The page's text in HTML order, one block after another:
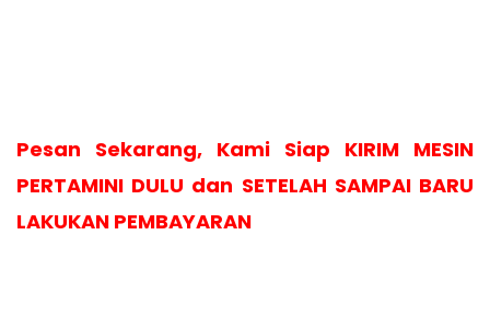
Pesan Sekarang, Kami Siap KIRIM MESIN
PERTAMINI DULU dan SETELAH SAMPAI BARU
LAKUKAN PEMBAYARAN